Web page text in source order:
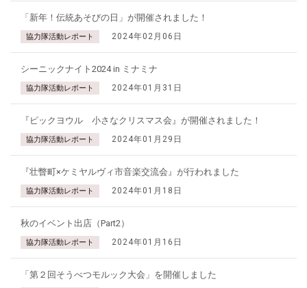
「新年！伝統あそびの日」が開催されました！
協力隊活動レポート 2024年02月06日
シーニックナイト2024 in ミナミナ
協力隊活動レポート 2024年01月31日
『ピックヨウル 小さなクリスマス会』が開催されました！
協力隊活動レポート 2024年01月29日
『壮瞥町×ケミヤルヴィ市音楽交流会』が行われました
協力隊活動レポート 2024年01月18日
秋のイベント出店（Part2）
協力隊活動レポート 2024年01月16日
「第２回そうべつモルック大会」を開催しました